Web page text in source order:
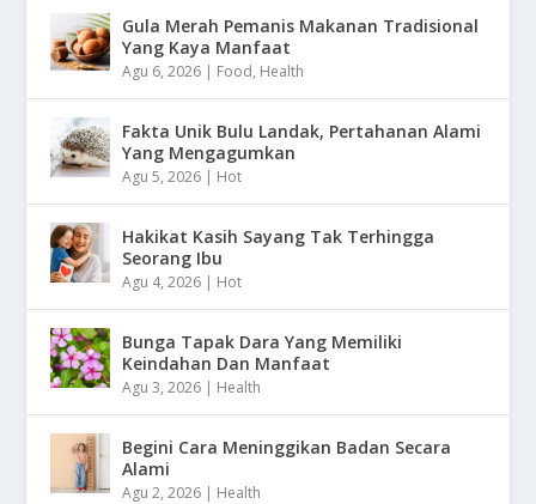
Gula Merah Pemanis Makanan Tradisional
Yang Kaya Manfaat
Agu 6, 2026 | Food, Health
Fakta Unik Bulu Landak, Pertahanan Alami
Yang Mengagumkan
Agu 5, 2026 | Hot
Hakikat Kasih Sayang Tak Terhingga
Seorang Ibu
Agu 4, 2026 | Hot
Bunga Tapak Dara Yang Memiliki
Keindahan Dan Manfaat
Agu 3, 2026 | Health
Begini Cara Meninggikan Badan Secara
Alami
Agu 2, 2026 | Health